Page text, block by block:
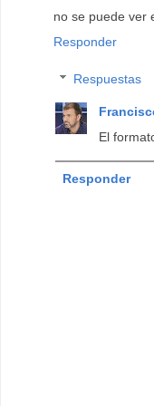
no se puede ver
Responder
Respuestas
El
Responder